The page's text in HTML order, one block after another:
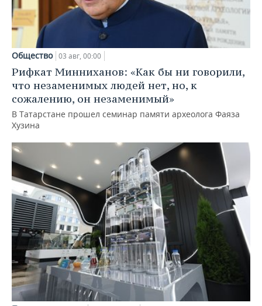
Общество 03 авг, 00:00
Рифкат Минниханов: «Как бы ни говорили,
что незаменимых людей нет, но, к
сожалению, он незаменимый»
В Татарстане прошел семинар памяти археолога Фаяза
Хузина